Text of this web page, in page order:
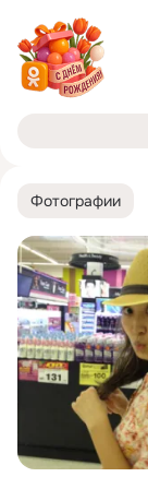
Фотографии